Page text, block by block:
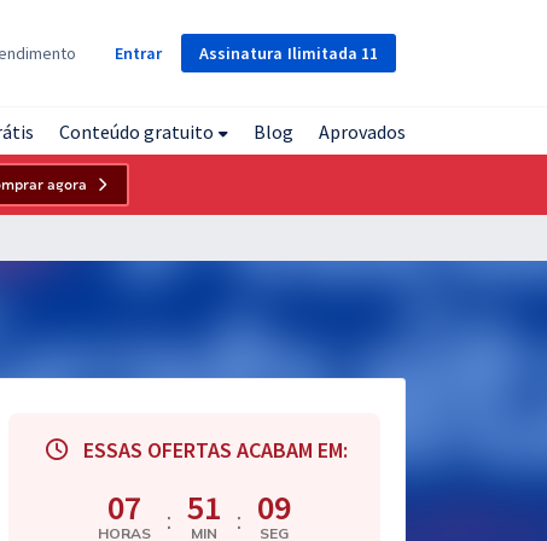
Assinatura Ilimitada 11
Entrar
Conteúdo gratuito Blog Aprovados
agora
ESSAS OFERTAS ACABAM EM:
07
HORAS : 51
MIN : 08
SEG